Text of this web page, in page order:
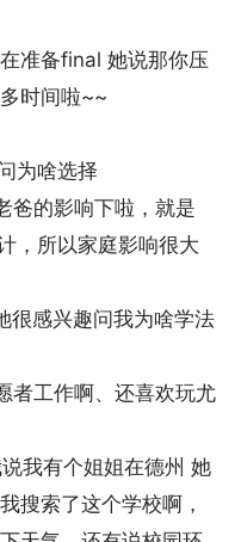
准备final 她说那你压
时间啦~~
为啥选择
爸的影响下啦，就是
，所以家庭影响很大
很感兴趣问我为啥学法
者工作啊、还喜欢玩尤
我有个姐姐在德州 她
搜索了这个学校啊，